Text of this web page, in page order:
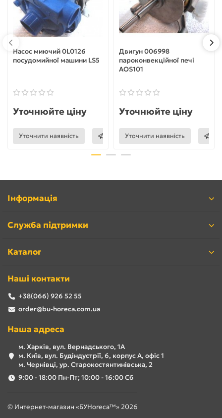
Насос миючий 0L0126
посудомийної машини LS5
Уточнюйте ціну
Уточнити наявність
Двигун 006998
пароконвекційної печі
AOS101
Уточнюйте ціну
Уточнити наявність
Інформація
Служба підтримки
Каталог
Наші контакти
+38(066) 926 52 55
order@bu-horeca.com.ua
Наша адреса
м. Харків, вул. Вернадського, 1А
м. Київ, вул. Будіндустрії, 6, корпус А, офіс 1
м. Чернівці, ур. Старокостянтинівська, 2
9:00 - 18:00 Пн-Пт; 10:00 - 16:00 Сб
© Интернет-магазин «БУHoreca™» 2026